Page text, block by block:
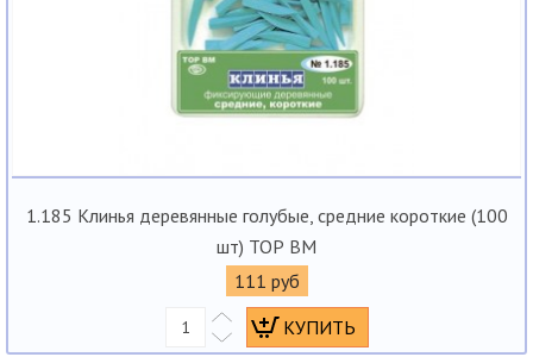
1.185 Клинья деревянные голубые, средние короткие (100
шт) ТОР ВМ
111 руб